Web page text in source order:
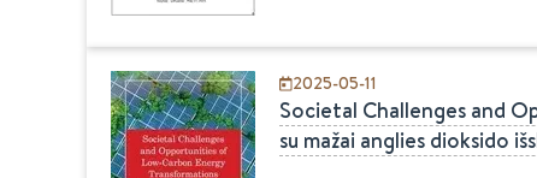
2025-05-11
Societal Challenges and
su mažai anglies dioksido